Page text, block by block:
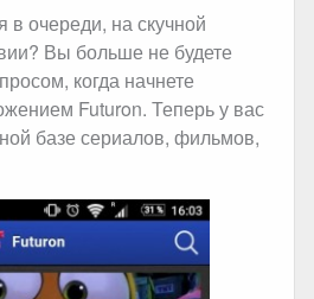
в очереди, на скучной
Вы больше не будете
когда начнете
Futuron. Теперь у вас
базе сериалов, фильмов,